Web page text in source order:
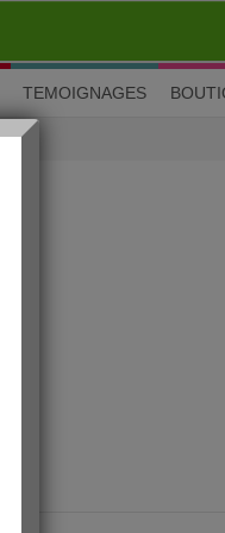
M'inscrire| Me connecter
TEMOIGNAGES